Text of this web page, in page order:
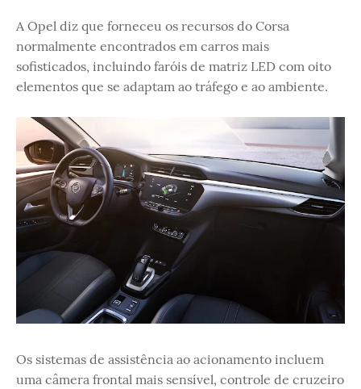
A Opel diz que forneceu os recursos do Corsa
normalmente encontrados em carros mais
sofisticados, incluindo faróis de matriz LED com oito
elementos que se adaptam ao tráfego e ao ambiente.
Os sistemas de assistência ao acionamento incluem
uma câmera frontal mais sensível, controle de cruzeiro